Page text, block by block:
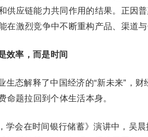
供应链能力共同作用的结果。正因
在激烈竞争中不断重构产品、渠道与
效率，而是时间
生态解释了中国经济的“新未来”，
命题拉回到个体生活本身。
学会在时间银行储蓄》演讲中，吴